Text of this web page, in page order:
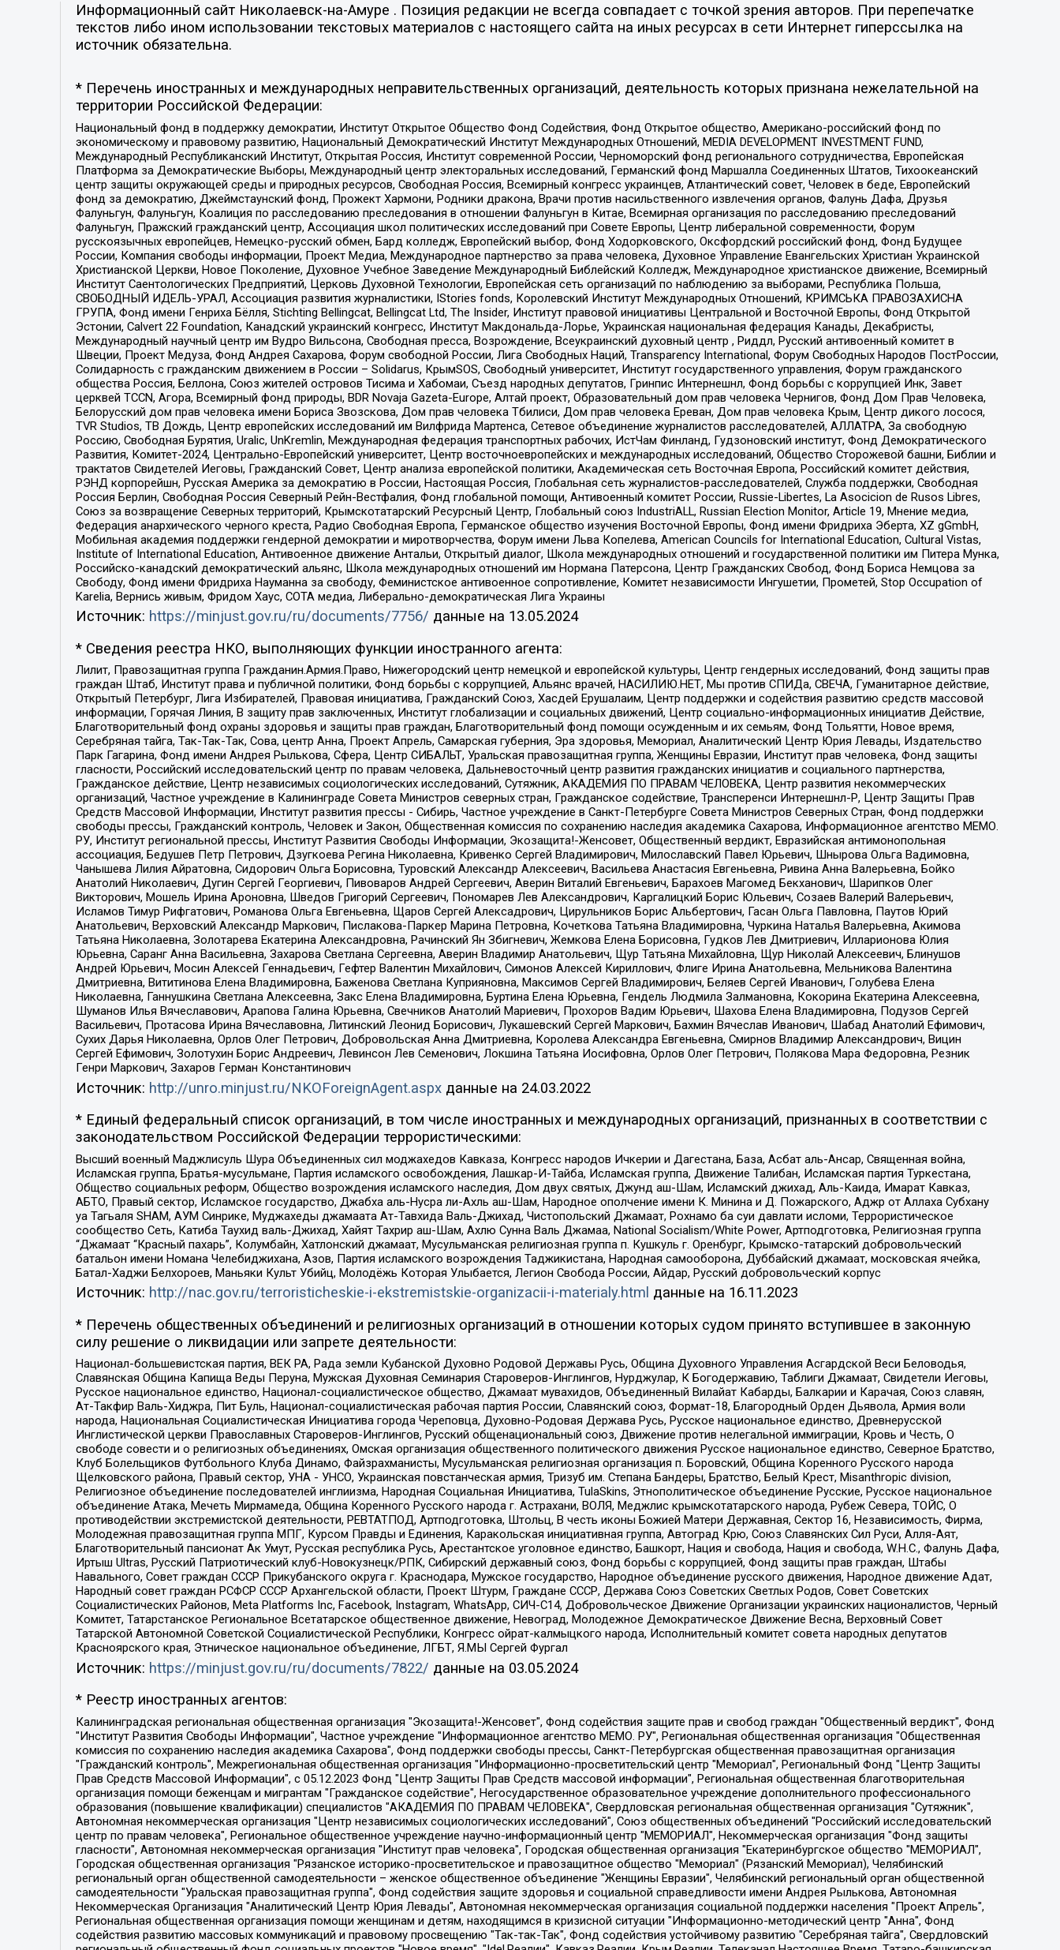
Информационный сайт Николаевск-на-Амуре . Позиция редакции не всегда совпадает с точкой зрения авторов. При перепечатке
текстов либо ином использовании текстовых материалов с настоящего сайта на иных ресурсах в сети Интернет гиперссылка на
источник обязательна.
* Перечень иностранных и международных неправительственных организаций, деятельность которых признана нежелательной на
территории Российской Федерации:
Национальный фонд в поддержку демократии, Институт Открытое Общество Фонд Содействия, Фонд Открытое общество, Американо-российский фонд по
экономическому и правовому развитию, Национальный Демократический Институт Международных Отношений, MEDIA DEVELOPMENT INVESTMENT FUND,
Международный Республиканский Институт, Открытая Россия, Институт современной России, Черноморский фонд регионального сотрудничества, Европейская
Платформа за Демократические Выборы, Международный центр электоральных исследований, Германский фонд Маршалла Соединенных Штатов, Тихоокеанский
центр защиты окружающей среды и природных ресурсов, Свободная Россия, Всемирный конгресс украинцев, Атлантический совет, Человек в беде, Европейский
фонд за демократию, Джеймстаунский фонд, Прожект Хармони, Родники дракона, Врачи против насильственного извлечения органов, Фалунь Дафа, Друзья
Фалуньгун, Фалуньгун, Коалиция по расследованию преследования в отношении Фалуньгун в Китае, Всемирная организация по расследованию преследований
Фалуньгун, Пражский гражданский центр, Ассоциация школ политических исследований при Совете Европы, Центр либеральной современности, Форум
русскоязычных европейцев, Немецко-русский обмен, Бард колледж, Европейский выбор, Фонд Ходорковского, Оксфордский российский фонд, Фонд Будущее
России, Компания свободы информации, Проект Медиа, Международное партнерство за права человека, Духовное Управление Евангельских Христиан Украинской
Христианской Церкви, Новое Поколение, Духовное Учебное Заведение Международный Библейский Колледж, Международное христианское движение, Всемирный
Институт Саентологических Предприятий, Церковь Духовной Технологии, Европейская сеть организаций по наблюдению за выборами, Республика Польша,
СВОБОДНЫЙ ИДЕЛЬ-УРАЛ, Ассоциация развития журналистики, IStories fonds, Королевский Институт Международных Отношений, КРИМСЬКА ПРАВОЗАХИСНА
ГРУПА, Фонд имени Генриха Бёлля, Stichting Bellingcat, Bellingcat Ltd, The Insider, Институт правовой инициативы Центральной и Восточной Европы, Фонд Открытой
Эстонии, Calvert 22 Foundation, Канадский украинский конгресс, Институт Макдональда-Лорье, Украинская национальная федерация Канады, Декабристы,
Международный научный центр им Вудро Вильсона, Свободная пресса, Возрождение, Всеукраинский духовный центр , Риддл, Русский антивоенный комитет в
Швеции, Проект Медуза, Фонд Андрея Сахарова, Форум свободной России, Лига Свободных Наций, Transparеncy International, Форум Свободных Народов ПостРоссии,
Солидарность с гражданским движением в России – Solidarus, КрымSOS, Свободный университет, Институт государственного управления, Форум гражданского
общества Россия, Беллона, Союз жителей островов Тисима и Хабомаи, Съезд народных депутатов, Гринпис Интернешнл, Фонд борьбы с коррупцией Инк, Завет
церквей TCCN, Агора, Всемирный фонд природы, BDR Novaja Gazeta-Europe, Алтай проект, Образовательный дом прав человека Чернигов, Фонд Дом Прав Человека,
Белорусский дом прав человека имени Бориса Звозскова, Дом прав человека Тбилиси, Дом прав человека Ереван, Дом прав человека Крым, Центр дикого лосося,
TVR Studios, ТВ Дождь, Центр европейских исследований им Вилфрида Мартенса, Сетевое объединение журналистов расследователей, АЛЛАТРА, За свободную
Россию, Свободная Бурятия, Uralic, UnKremlin, Международная федерация транспортных рабочих, ИстЧам Финланд, Гудзоновский институт, Фонд Демократического
Развития, Комитет-2024, Центрально-Европейский университет, Центр восточноевропейских и международных исследований, Общество Сторожевой башни, Библии и
трактатов Свидетелей Иеговы, Гражданский Совет, Центр анализа европейской политики, Академическая сеть Восточная Европа, Российский комитет действия,
РЭНД корпорейшн, Русская Америка за демократию в России, Настоящая Россия, Глобальная сеть журналистов-расследователей, Служба поддержки, Свободная
Россия Берлин, Свободная Россия Северный Рейн-Вестфалия, Фонд глобальной помощи, Антивоенный комитет России, Russie-Libertes, La Asocicion de Rusos Libres,
Союз за возвращение Северных территорий, Крымскотатарский Ресурсный Центр, Глобальный союз IndustriALL, Russian Election Monitor, Article 19, Мнение медиа,
Федерация анархического черного креста, Радио Свободная Европа, Германское общество изучения Восточной Европы, Фонд имени Фридриха Эберта, XZ gGmbH,
Мобильная академия поддержки гендерной демократии и миротворчества, Форум имени Льва Копелева, American Councils for International Education, Cultural Vistas,
Institute of International Education, Антивоенное движение Антальи, Открытый диалог, Школа международных отношений и государственной политики им Питера Мунка,
Российско-канадский демократический альянс, Школа международных отношений им Нормана Патерсона, Центр Гражданских Свобод, Фонд Бориса Немцова за
Свободу, Фонд имени Фридриха Науманна за свободу, Феминистское антивоенное сопротивление, Комитет независимости Ингушетии, Прометей, Stop Occupation of
Karelia, Вернись живым, Фридом Хаус, СОТА медиа, Либерально-демократическая Лига Украины
Источник: https://minjust.gov.ru/ru/documents/7756/ данные на 13.05.2024
* Сведения реестра НКО, выполняющих функции иностранного агента:
Лилит, Правозащитная группа Гражданин.Армия.Право, Нижегородский центр немецкой и европейской культуры, Центр гендерных исследований, Фонд защиты прав
граждан Штаб, Институт права и публичной политики, Фонд борьбы с коррупцией, Альянс врачей, НАСИЛИЮ.НЕТ, Мы против СПИДа, СВЕЧА, Гуманитарное действие,
Открытый Петербург, Лига Избирателей, Правовая инициатива, Гражданский Союз, Хасдей Ерушалаим, Центр поддержки и содействия развитию средств массовой
информации, Горячая Линия, В защиту прав заключенных, Институт глобализации и социальных движений, Центр социально-информационных инициатив Действие,
Благотворительный фонд охраны здоровья и защиты прав граждан, Благотворительный фонд помощи осужденным и их семьям, Фонд Тольятти, Новое время,
Серебряная тайга, Так-Так-Так, Сова, центр Анна, Проект Апрель, Самарская губерния, Эра здоровья, Мемориал, Аналитический Центр Юрия Левады, Издательство
Парк Гагарина, Фонд имени Андрея Рылькова, Сфера, Центр СИБАЛЬТ, Уральская правозащитная группа, Женщины Евразии, Институт прав человека, Фонд защиты
гласности, Российский исследовательский центр по правам человека, Дальневосточный центр развития гражданских инициатив и социального партнерства,
Гражданское действие, Центр независимых социологических исследований, Сутяжник, АКАДЕМИЯ ПО ПРАВАМ ЧЕЛОВЕКА, Центр развития некоммерческих
организаций, Частное учреждение в Калининграде Совета Министров северных стран, Гражданское содействие, Трансперенси Интернешнл-Р, Центр Защиты Прав
Средств Массовой Информации, Институт развития прессы - Сибирь, Частное учреждение в Санкт-Петербурге Совета Министров Северных Стран, Фонд поддержки
свободы прессы, Гражданский контроль, Человек и Закон, Общественная комиссия по сохранению наследия академика Сахарова, Информационное агентство МЕМО.
РУ, Институт региональной прессы, Институт Развития Свободы Информации, Экозащита!-Женсовет, Общественный вердикт, Евразийская антимонопольная
ассоциация, Бедушев Петр Петрович, Дзугкоева Регина Николаевна, Кривенко Сергей Владимирович, Милославский Павел Юрьевич, Шнырова Ольга Вадимовна,
Чанышева Лилия Айратовна, Сидорович Ольга Борисовна, Туровский Александр Алексеевич, Васильева Анастасия Евгеньевна, Ривина Анна Валерьевна, Бойко
Анатолий Николаевич, Дугин Сергей Георгиевич, Пивоваров Андрей Сергеевич, Аверин Виталий Евгеньевич, Барахоев Магомед Бекханович, Шарипков Олег
Викторович, Мошель Ирина Ароновна, Шведов Григорий Сергеевич, Пономарев Лев Александрович, Каргалицкий Борис Юльевич, Созаев Валерий Валерьевич,
Исламов Тимур Рифгатович, Романова Ольга Евгеньевна, Щаров Сергей Алексадрович, Цирульников Борис Альбертович, Гасан Ольга Павловна, Паутов Юрий
Анатольевич, Верховский Александр Маркович, Пислакова-Паркер Марина Петровна, Кочеткова Татьяна Владимировна, Чуркина Наталья Валерьевна, Акимова
Татьяна Николаевна, Золотарева Екатерина Александровна, Рачинский Ян Збигневич, Жемкова Елена Борисовна, Гудков Лев Дмитриевич, Илларионова Юлия
Юрьевна, Саранг Анна Васильевна, Захарова Светлана Сергеевна, Аверин Владимир Анатольевич, Щур Татьяна Михайловна, Щур Николай Алексеевич, Блинушов
Андрей Юрьевич, Мосин Алексей Геннадьевич, Гефтер Валентин Михайлович, Симонов Алексей Кириллович, Флиге Ирина Анатольевна, Мельникова Валентина
Дмитриевна, Вититинова Елена Владимировна, Баженова Светлана Куприяновна, Максимов Сергей Владимирович, Беляев Сергей Иванович, Голубева Елена
Николаевна, Ганнушкина Светлана Алексеевна, Закс Елена Владимировна, Буртина Елена Юрьевна, Гендель Людмила Залмановна, Кокорина Екатерина Алексеевна,
Шуманов Илья Вячеславович, Арапова Галина Юрьевна, Свечников Анатолий Мариевич, Прохоров Вадим Юрьевич, Шахова Елена Владимировна, Подузов Сергей
Васильевич, Протасова Ирина Вячеславовна, Литинский Леонид Борисович, Лукашевский Сергей Маркович, Бахмин Вячеслав Иванович, Шабад Анатолий Ефимович,
Сухих Дарья Николаевна, Орлов Олег Петрович, Добровольская Анна Дмитриевна, Королева Александра Евгеньевна, Смирнов Владимир Александрович, Вицин
Сергей Ефимович, Золотухин Борис Андреевич, Левинсон Лев Семенович, Локшина Татьяна Иосифовна, Орлов Олег Петрович, Полякова Мара Федоровна, Резник
Генри Маркович, Захаров Герман Константинович
Источник: http://unro.minjust.ru/NKOForeignAgent.aspxданные на 24.03.2022
* Единый федеральный список организаций, в том числе иностранных и международных организаций, признанных в соответствии с
законодательством Российской Федерации террористическими:
Высший военный Маджлисуль Шура Объединенных сил моджахедов Кавказа, Конгресс народов Ичкерии и Дагестана, База, Асбат аль-Ансар, Священная война,
Исламская группа, Братья-мусульмане, Партия исламского освобождения, Лашкар-И-Тайба, Исламская группа, Движение Талибан, Исламская партия Туркестана,
Общество социальных реформ, Общество возрождения исламского наследия, Дом двух святых, Джунд аш-Шам, Исламский джихад, Аль-Каида, Имарат Кавказ,
АБТО, Правый сектор, Исламское государство, Джабха аль-Нусра ли-Ахль аш-Шам, Народное ополчение имени К. Минина и Д. Пожарского, Аджр от Аллаха Субхану
уа Тагьаля SHAM, АУМ Синрике, Муджахеды джамаата Ат-Тавхида Валь-Джихад, Чистопольский Джамаат, Рохнамо ба суи давлати исломи, Террористическое
сообщество Сеть, Катиба Таухид валь-Джихад, Хайят Тахрир аш-Шам, Ахлю Сунна Валь Джамаа, National Socialism/White Power, Артподготовка, Религиозная группа
“Джамаат “Красный пахарь”, Колумбайн, Хатлонский джамаат, Мусульманская религиозная группа п. Кушкуль г. Оренбург, Крымско-татарский добровольческий
батальон имени Номана Челебиджихана, Азов, Партия исламского возрождения Таджикистана, Народная самооборона, Дуббайский джамаат, московская ячейка,
Батал-Хаджи Белхороев, Маньяки Культ Убийц, Молодёжь Которая Улыбается, Легион Свобода России, Айдар, Русский добровольческий корпус
Источник: http://nac.gov.ru/terroristicheskie-i-ekstremistskie-organizacii-i-materialy.html данные на 16.11.2023
* Перечень общественных объединений и религиозных организаций в отношении которых судом принято вступившее в законную
силу решение о ликвидации или запрете деятельности:
Национал-большевистская партия, ВЕК РА, Рада земли Кубанской Духовно Родовой Державы Русь, Община Духовного Управления Асгардской Веси Беловодья,
Славянская Община Капища Веды Перуна, Мужская Духовная Семинария Староверов-Инглингов, Нурджулар, К Богодержавию, Таблиги Джамаат, Свидетели Иеговы,
Русское национальное единство, Национал-социалистическое общество, Джамаат мувахидов, Объединенный Вилайат Кабарды, Балкарии и Карачая, Союз славян,
Ат-Такфир Валь-Хиджра, Пит Буль, Национал-социалистическая рабочая партия России, Славянский союз, Формат-18, Благородный Орден Дьявола, Армия воли
народа, Национальная Социалистическая Инициатива города Череповца, Духовно-Родовая Держава Русь, Русское национальное единство, Древнерусской
Инглистической церкви Православных Староверов-Инглингов, Русский общенациональный союз, Движение против нелегальной иммиграции, Кровь и Честь, О
свободе совести и о религиозных объединениях, Омская организация общественного политического движения Русское национальное единство, Северное Братство,
Клуб Болельщиков Футбольного Клуба Динамо, Файзрахманисты, Мусульманская религиозная организация п. Боровский, Община Коренного Русского народа
Щелковского района, Правый сектор, УНА - УНСО, Украинская повстанческая армия, Тризуб им. Степана Бандеры, Братство, Белый Крест, Misanthropic division,
Религиозное объединение последователей инглиизма, Народная Социальная Инициатива, TulaSkins, Этнополитическое объединение Русские, Русское национальное
объединение Атака, Мечеть Мирмамеда, Община Коренного Русского народа г. Астрахани, ВОЛЯ, Меджлис крымскотатарского народа, Рубеж Севера, ТОЙС, О
противодействии экстремистской деятельности, РЕВТАТПОД, Артподготовка, Штольц, В честь иконы Божией Матери Державная, Сектор 16, Независимость, Фирма,
Молодежная правозащитная группа МПГ, Курсом Правды и Единения, Каракольская инициативная группа, Автоград Крю, Союз Славянских Сил Руси, Алля-Аят,
Благотворительный пансионат Ак Умут, Русская республика Русь, Арестантское уголовное единство, Башкорт, Нация и свобода, Нация и свобода, W.H.С., Фалунь Дафа,
Иртыш Ultras, Русский Патриотический клуб-Новокузнецк/РПК, Сибирский державный союз, Фонд борьбы с коррупцией, Фонд защиты прав граждан, Штабы
Навального, Совет граждан СССР Прикубанского округа г. Краснодара, Мужское государство, Народное объединение русского движения, Народное движение Адат,
Народный совет граждан РСФСР СССР Архангельской области, Проект Штурм, Граждане СССР, Держава Союз Советских Светлых Родов, Совет Советских
Социалистических Районов, Meta Platforms Inc, Facebook, Instagram, WhatsApp, СИЧ-С14, Добровольческое Движение Организации украинских националистов, Черный
Комитет, Татарстанское Региональное Всетатарское общественное движение, Невоград, Молодежное Демократическое Движение Весна, Верховный Совет
Татарской Автономной Советской Социалистической Республики, Конгресс ойрат-калмыцкого народа, Исполнительный комитет совета народных депутатов
Красноярского края, Этническое национальное объединение, ЛГБТ, Я.МЫ Сергей Фургал
Источник: https://minjust.gov.ru/ru/documents/7822/ данные на 03.05.2024
* Реестр иностранных агентов:
Калининградская региональная общественная организация "Экозащита!-Женсовет", Фонд содействия защите прав и свобод граждан "Общественный вердикт", Фонд "Институт Развития Свободы Информации", Частное учреждение "Информационное агентство МЕМО. РУ", Региональная общественная организация "Общественная комиссия по сохранению наследия академика Сахарова", Фонд поддержки свободы прессы, Санкт-Петербургская общественная правозащитная организация "Гражданский контроль", Межрегиональная общественная организация "Информационно-просветительский центр "Мемориал", Региональный Фонд "Центр Защиты Прав Средств Массовой Информации", с 05.12.2023 Фонд "Центр Защиты Прав Средств массовой информации", Региональная общественная благотворительная организация помощи беженцам и мигрантам "Гражданское содействие", Негосударственное образовательное учреждение дополнительного профессионального образования (повышение квалификации) специалистов "АКАДЕМИЯ ПО ПРАВАМ ЧЕЛОВЕКА", Свердловская региональная общественная организация "Сутяжник", Автономная некоммерческая организация "Центр независимых социологических исследований", Союз общественных объединений "Российский исследовательский центр по правам человека", Региональное общественное учреждение научно-информационный центр "МЕМОРИАЛ", Некоммерческая организация "Фонд защиты гласности", Автономная некоммерческая организация "Институт прав человека", Городская общественная организация "Екатеринбургское общество "МЕМОРИАЛ", Городская общественная организация "Рязанское историко-просветительское и правозащитное общество "Мемориал" (Рязанский Мемориал), Челябинский региональный орган общественной самодеятельности – женское общественное объединение "Женщины Евразии", Челябинский региональный орган общественной самодеятельности "Уральская правозащитная группа", Фонд содействия защите здоровья и социальной справедливости имени Андрея Рылькова, Автономная Некоммерческая Организация "Аналитический Центр Юрия Левады", Автономная некоммерческая организация социальной поддержки населения "Проект Апрель", Региональная общественная организация помощи женщинам и детям, находящимся в кризисной ситуации "Информационно-методический центр "Анна", Фонд содействия развитию массовых коммуникаций и правовому просвещению "Так-так-Так", Фонд содействия устойчивому развитию "Серебряная тайга", Свердловский региональный общественный фонд социальных проектов "Новое время", "Idel.Реалии", Кавказ.Реалии, Крым.Реалии, Телеканал Настоящее Время, Татаро-башкирская служба Радио Свобода (Azatliq Radiosi), Радио Свободная Европа/Радио Свобода (PCE/PC), "Сибирь.Реалии", "Фактограф", Благотворительный фонд помощи осужденным и их семьям, Автономная некоммерческая организация "Институт глобализации и социальных движений", Фонд "В защиту прав заключенных", Частное учреждение "Центр поддержки и содействия развитию средств массовой информации", Пензенский региональный общественный благотворительный фонд "Гражданский союз", "Север.Реалии", Некоммерческая организация Фонд "Правовая инициатива", Общество с ограниченной ответственностью "Радио Свободная Европа/Радио Свобода", Чешское информационное агентство "MEDIUM-ORIENT", Красноярская региональная общественная организация "Мы против СПИДа", Камалягин Денис Николаевич, Маркелов Сергей Евгеньевич, Пономарев Лев Александрович, Савицкая Людмила Алексеевна, Автономная некоммерческая организация "Центр по работе с проблемой насилия "НАСИЛИЮ.НЕТ", Межрегиональный профессиональный союз работников здравоохранения "Альянс врачей", Юридическое лицо, зарегистрированное в Латвийской Республике, SIA "Medusa Project" (регистрационный номер 40103797863, дата регистрации 10.06.2014), Некоммерческая организация "Фонд по борьбе с коррупцией", Автономная некоммерческая организация "Институт права и публичной политики", Баданин Роман Сергеевич, Гликин Максим Александрович, Железнова Мария Михайловна, Лукьянова Юлия Сергеевна, Маетная Елизавета Витальевна, Маняхин Петр Борисович, Чуракова Ольга Владимировна, Ярош Юлия Петровна, Юридическое лицо "The Insider SIA", зарегистрированное в Риге, Латвийская Республика (дата регистрации 26.06.2015), являющееся администратором доменного имени интернет-издания "The Insider SIA", https://theins.ru, Постернак Алексей Евгеньевич, Рубин Михаил Аркадьевич, Анин Роман Александрович, Юридическое лицо Istories fonds, зарегистрированное в Латвийской Республике (регистрационный номер 50008295751, дата регистрации 24.02.2020), Великовский Дмитрий Александрович, Долинина Ирина Николаевна, Мароховская Алеся Алексеевна, Шлейнов Роман Юрьевич, Шмагун Олеся Валентиновна, Общество с ограниченной ответственностью "Альтаир 2021", Общество с ограниченной ответственностью "Вега 2021", Общество с ограниченной ответственностью "Главный редактор 2021", Общество с ограниченной ответственностью "Ромашки монолит", Важенков Артем Валерьевич, Ивановская областная общественная организация "Центр гендерных исследований", Гурман Юрий Альбертович, Медиапроект "ОВД-Инфо", Егоров Владимир Владимирович, Жилинский Владимир Александрович, Общество с ограниченной ответственностью "ЗП", Иванова София Юрьевна, Карезина Инна Павловна, Кильтау Екатерина Викторовна, Петров Алексей Викторович, Пискунов Сергей Евгеньевич, Смирнов Сергей Сергеевич, Тихонов Михаил Сергеевич, Общество с ограниченной ответственностью "ЖУРНАЛИСТ-ИНОСТРАННЫЙ АГЕНТ", Арапова Галина Юрьевна, Вольтская Татьяна Анатольевна, Американская компания "Mason G.E.S. Anonymous Foundation" (США), являющаяся владельцем интернет-издания https://mnews.world/, Компания "Stichting Bellingcat", зарегистрированная в Нидерландах (дата регистрации 11.07.2018), Захаров Андрей Вячеславович, Клепиковская Екатерина Дмитриевна, Общество с ограниченной ответственностью "МЕМО", Перл Роман Александрович, Симонов Евгений Алексеевич, Соловьева Елена Анатольевна, Сотников Даниил Владимирович, Сурначева Елизавета Дмитриевна, Автономная некоммерческая организация по защите прав человека и информированию населения "Якутия – Наше Мнение", Общество с ограниченной ответственностью "Москоу диджитал медиа", с 26.01.2023 Общество с ограниченной ответственностью "Чайка Белые сады", Ветошкина Валерия Валерьевна, Заговора Максим Александрович, Межрегиональное общественное движение "Российская ЛГБТ - сеть", Оленичев Максим Владимирович, Павлов Иван Юрьевич, Скворцова Елена Сергеевна, Общество с ограниченной ответственностью "Как бы инагент", Кочетков Игорь Викторович, Общество с ограниченной ответственностью "Честные выборы", Еланчик Олег Александрович, Общество с ограниченной ответственностью "Нобелевский призыв", Гималова Регина Эмилевна, Григорьев Андрей Валерьевич, Григорьева Алина Александровна, Ассоциация по содействию защите прав призывников, альтернативнослужащих и военнослужащих "Правозащитная группа "Гражданин.Армия.Право", Хисамова Регина Фаритовна, Автономная некоммерческая организация по реализации социально-правовых программ "Лилит", Дальневосточное общественное движение "Маяк", Санкт-Петербургская ЛГБТ-инициативная группа "Выход", Инициативная группа ЛГБТ+ "Реверс", Алексеев Андрей Викторович, Бекбулатова Таисия Львовна, Беляев Иван Михайлович, Владыкина Елена Сергеевна, Гельман Марат Александрович, Никульшина Вероника Юрьевна, Толоконникова Надежда Андреевна, Шендерович Виктор Анатольевич, Общество с ограниченной ответственностью "Данное сообщение", Общество с ограниченной ответственностью Издательский дом "Новая глава", Айнбиндер Александра Александровна, Московский комьюнити-центр для ЛГБТ+инициатив, Благотворительный фонд развития филантропии, Deutsche Welle (Германия, Kurt-Schumacher-Strasse 3, 53113 Bonn), Борзунова Мария Михайловна, Воробьев Виктор Викторович, Голубева Анна Львовна, Константинова Алла Михайловна, Малкова Ирина Владимировна, Мурадов Мурад Абдулгалимович, Осетинская Елизавета Николаевна, Понасенков Евгений Николаевич, Ганапольский Матвей Юрьевич, Киселев Евгений Алексеевич, Борухович Ирина Григорьевна, Дремин Иван Тимофеевич, Дубровский Дмитрий Викторович, Красноярская региональная общественная организация поддержки и развития альтернативных образовательных технологий и межкультурных коммуникаций "ИНТЕРРА", Маяковская Екатерина Алексеевна, Фейгин Марк Захарович, Филимонов Андрей Викторович, Дзугкоева Регина Николаевна, Доброхотов Роман Александрович, Дудь Юрий Александрович, Елкин Сергей Владимирович, Кругликов Кирилл Игоревич, Сабунаева Мария Леонидовна, Семенов Алексей Владимирович, Шаинян Карен Багратович, Шульман Екатерина Михайловна, Асафьев Артур Валерьевич, Вахштайн Виктор Семенович, Венедиктов Алексей Алексеевич, Лушникова Екатерина Евгеньевна, Волков Леонид Михайлович, Невзоров Александр Глебович, Пархоменко Сергей Борисович, Сироткин Ярослав Николаевич, Кара-Мурза Владимир Владимирович, Баранова Наталья Владимировна, Гозман Леонид Яковлевич, Кагарлицкий Борис Юльевич, Климарев Михаил Валерьевич, Милов Владимир Станиславович, Автономная некоммерческая организация Краснодарский центр современного искусства "Типография", Моргенштерн Алишер Тагирович, Соболь Любовь Эдуардовна, Общество с ограниченной ответственностью "ЛИЗА НОРМ", Каспаров Гарри Кимович, Ходорковский Михаил Борисович, Общество с ограниченной ответственностью "Апрельские тезисы", Данилович Ирина Брониславовна, Кашин Олег Владимирович, Петров Николай Владимирович, Пивоваров Алексей Владимирович, Соколов Михаил Владимирович, Цветкова Юлия Владимировна, Чичваркин Евгений Александрович, Комитет против пыток/Команда против пыток, Общество с ограниченной ответственностью "Первый научный", Общество с ограниченной ответственностью "Вертолет и ко", Белоцерковская Вероника Борисовна, Кац Максим Евгеньевич, Лазарева Татьяна Юрьевна, Шаведдинов Руслан Табризович, Яшин Илья Валерьевич, Общество с ограниченной ответственностью "Иноагент ААВ", Алешковский Дмитрий Петрович, Альбац Евгения Марковна, Быков Дмитрий Львович, Галямина Юлия Евгеньевна, Лойко Сергей Леонидович, Мартынов Кирилл Константинович, Медведев Сергей Александрович, Крашенинников Федор Геннадиевич, Гордеева Катерина Вл